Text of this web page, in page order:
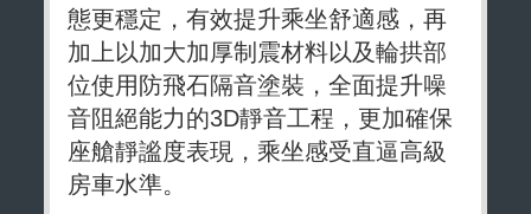
態更穩定，有效提升乘坐舒適感，再
加上以加大加厚制震材料以及輪拱部
位使用防飛石隔音塗裝，全面提升噪
音阻絕能力的3D靜音工程，更加確保
座艙靜謐度表現，乘坐感受直逼高級
房車水準。